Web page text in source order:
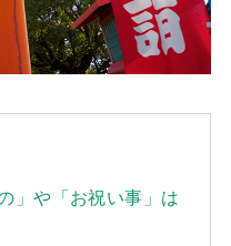
」や「お祝い事」は